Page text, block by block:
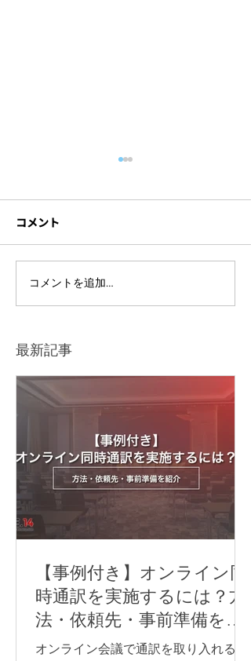
ライブ配信イベントを開
催するには？準備の流れ
解説
コメント
コメントを追加…
最新記事
【事例付き】オンライン同
時通訳を実施するには？方
法・依頼先・事前準備を紹
介
オンライン会議で通訳を取り入れる方